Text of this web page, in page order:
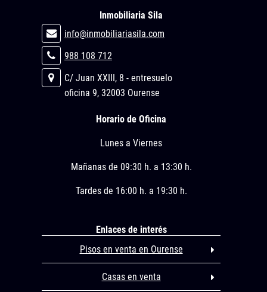
Inmobiliaria Sila
info@inmobiliariasila.com
988 108 712
C/ Juan XXIII, 8 - entresuelo
oficina 9, 32003 Ourense
Horario de Oficina
Lunes a Viernes
Mañanas de 09:30 h. a 13:30 h.
Tardes de 16:00 h. a 19:30 h.
Enlaces de interés
Pisos en venta en Ourense
Casas en venta